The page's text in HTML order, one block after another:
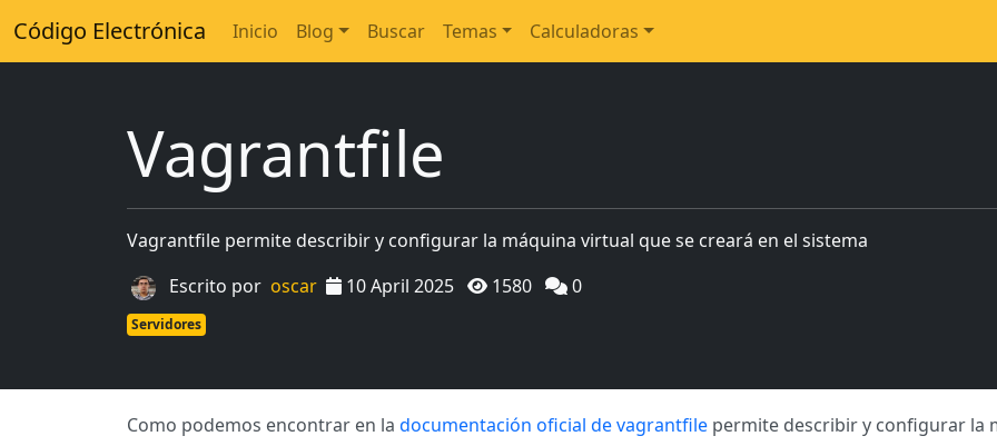
Código Electrónica Inicio Blog Buscar Temas Calculadoras
Vagrantfile
Vagrantfile permite describir y configurar la máquina virtual que se creará en el sistema
Escrito por oscar 10 April 2025 1580 0
Servidores
Como podemos encontrar en la documentación oficial de vagrantfile permite describir y configurar la